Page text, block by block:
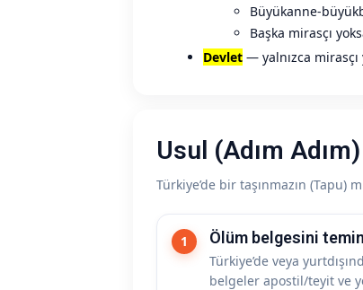
Büyükanne-
Başka mirasçı
Devlet — yalnızca
Usul (Adım Adım)
Türkiye’de bir taşınmazın (Tapu)
Ölüm belgesini
Türkiye’de veya
belgeler apostil/teyit ve